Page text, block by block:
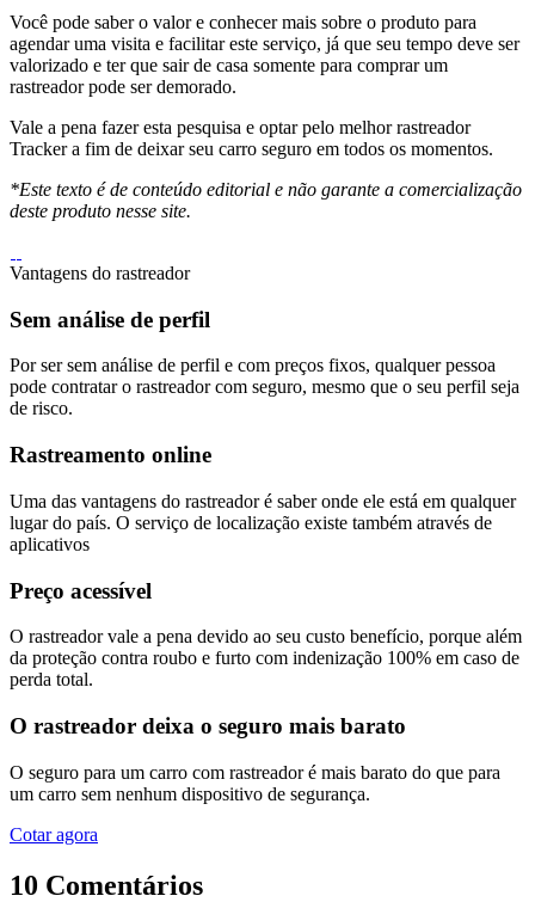
Você pode saber o valor e conhecer mais sobre o produto para
agendar uma visita e facilitar este serviço, já que seu tempo deve ser
valorizado e ter que sair de casa somente para comprar um
rastreador pode ser demorado.
Vale a pena fazer esta pesquisa e optar pelo melhor rastreador
Tracker a fim de deixar seu carro seguro em todos os momentos.
*Este texto é de conteúdo editorial e não garante a comercialização
deste produto nesse site.
Vantagens do rastreador
Sem análise de perfil
Por ser sem análise de perfil e com preços fixos, qualquer pessoa
pode contratar o rastreador com seguro, mesmo que o seu perfil seja
de risco.
Rastreamento online
Uma das vantagens do rastreador é saber onde ele está em qualquer
lugar do país. O serviço de localização existe também através de
aplicativos
Preço acessível
O rastreador vale a pena devido ao seu custo benefício, porque além
da proteção contra roubo e furto com indenização 100% em caso de
perda total.
O rastreador deixa o seguro mais barato
O seguro para um carro com rastreador é mais barato do que para
um carro sem nenhum dispositivo de segurança.
Cotar agora
10 Comentários